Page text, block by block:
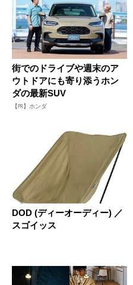
街でのドライブや週末のア
ウトドアにも寄り添うホン
ダの最新SUV
【PR】ホンダ
DOD (ディーオーディー) ／
スゴイッス